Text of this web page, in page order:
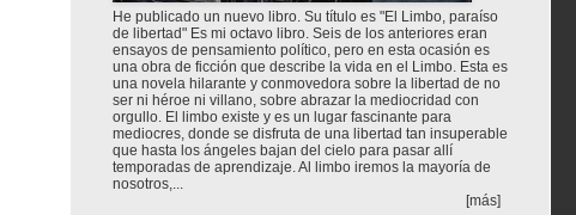
He publicado un nuevo libro. Su título es "El Limbo, paraíso
de libertad" Es mi octavo libro. Seis de los anteriores eran
ensayos de pensamiento político, pero en esta ocasión es
una obra de ficción que describe la vida en el Limbo. Esta es
una novela hilarante y conmovedora sobre la libertad de no
ser ni héroe ni villano, sobre abrazar la mediocridad con
orgullo. El limbo existe y es un lugar fascinante para
mediocres, donde se disfruta de una libertad tan insuperable
que hasta los ángeles bajan del cielo para pasar allí
temporadas de aprendizaje. Al limbo iremos la mayoría de
nosotros,...
[más]